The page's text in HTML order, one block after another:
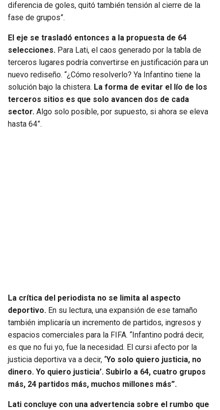
diferencia de goles, quitó también tensión al cierre de la
fase de grupos”.
El eje se trasladó entonces a la propuesta de 64
selecciones. Para Lati, el caos generado por la tabla de
terceros lugares podría convertirse en justificación para un
nuevo rediseño. “¿Cómo resolverlo? Ya Infantino tiene la
solución bajo la chistera. La forma de evitar el lío de los
terceros sitios es que solo avancen dos de cada
sector. Algo solo posible, por supuesto, si ahora se eleva
hasta 64”.
La crítica del periodista no se limita al aspecto
deportivo. En su lectura, una expansión de ese tamaño
también implicaría un incremento de partidos, ingresos y
espacios comerciales para la FIFA. “Infantino podrá decir,
es que no fui yo, fue la necesidad. El cursi afecto por la
justicia deportiva va a decir, ‘Yo solo quiero justicia, no
dinero. Yo quiero justicia’. Subirlo a 64, cuatro grupos
más, 24 partidos más, muchos millones más”.
Lati concluye con una advertencia sobre el rumbo que